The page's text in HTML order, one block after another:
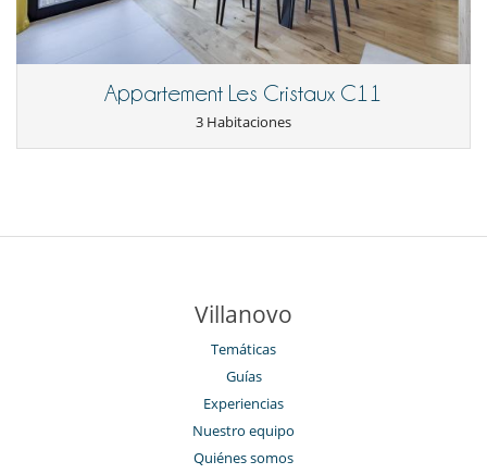
Appartement Les Cristaux C11
3 Habitaciones
Villanovo
Temáticas
Guías
Experiencias
Nuestro equipo
Quiénes somos